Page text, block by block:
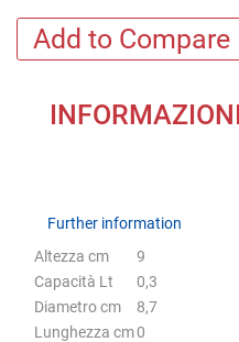
Add to Compare
Further information
Further information
Altezza cm
9
Capacità Lt
0,3
Diametro cm
8,7
Lunghezza cm0